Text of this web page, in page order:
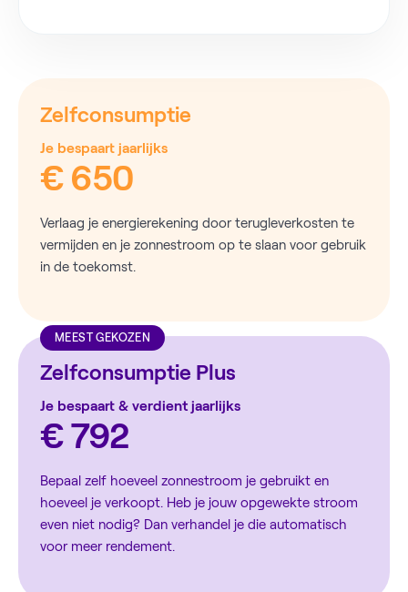
Zelfconsumptie
Je bespaart jaarlijks
€ 650
Verlaag je energierekening door terugleverkosten te
vermijden en je zonnestroom op te slaan voor gebruik
in de toekomst.
MEEST GEKOZEN
Zelfconsumptie Plus
Je bespaart & verdient jaarlijks
€ 792
Bepaal zelf hoeveel zonnestroom je gebruikt en
hoeveel je verkoopt. Heb je jouw opgewekte stroom
even niet nodig? Dan verhandel je die automatisch
voor meer rendement.